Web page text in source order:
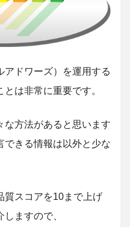
アドワーズ）を運用する
は非常に重要です。
な方法があると思います
できる情報は以外と少な
質スコアを10まで上げ
ますので、